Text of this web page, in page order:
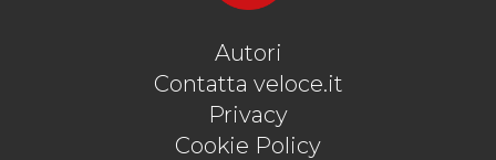
Autori
Contatta veloce.it
Privacy
Cookie Policy